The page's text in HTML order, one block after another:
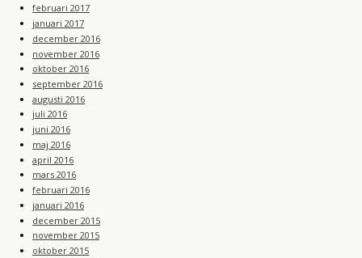
februari 2017
januari 2017
december 2016
november 2016
oktober 2016
september 2016
augusti 2016
juli 2016
juni 2016
maj 2016
april 2016
mars 2016
februari 2016
januari 2016
december 2015
november 2015
oktober 2015